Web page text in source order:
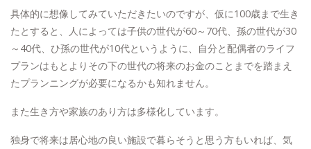
具体的に想像してみていただきたいのですが、仮に100歳まで生き
たとすると、人によっては子供の世代が60～70代、孫の世代が30
～40代、ひ孫の世代が10代というように、自分と配偶者のライフ
プランはもとよりその下の世代の将来のお金のことまでを踏まえ
たプランニングが必要になるかも知れません。
また生き方や家族のあり方は多様化しています。
独身で将来は居心地の良い施設で暮らそうと思う方もいれば、気